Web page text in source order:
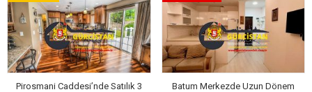
Pirosmani Caddesi’nde Satılık 3
Batum Merkezde Uzun Dönem